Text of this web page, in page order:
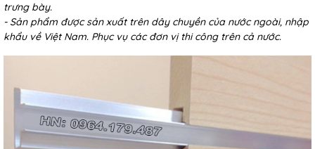
trưng bày.
- Sản phẩm được sản xuất trên dây chuyền của nước ngoài, nhập
khẩu về Việt Nam. Phục vụ các đơn vị thi công trên cả nước.